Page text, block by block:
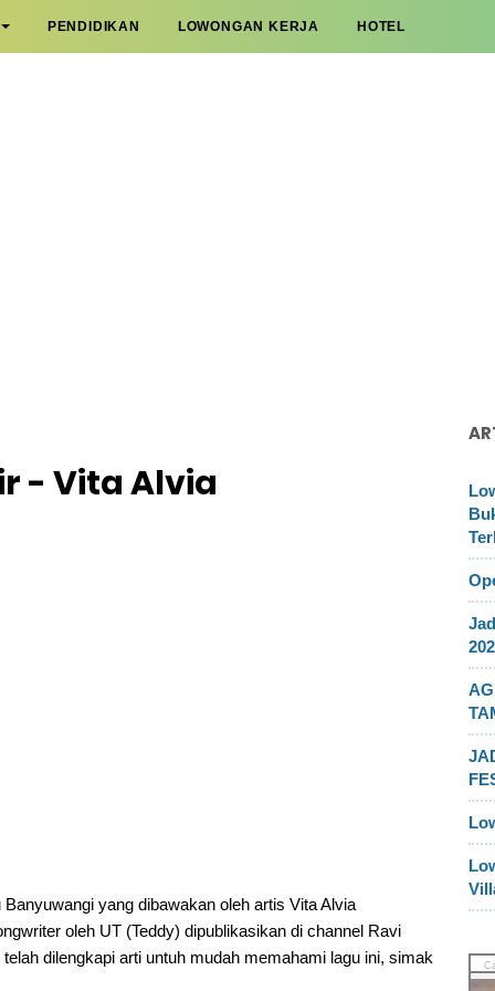
PENDIDIKAN LOWONGAN KERJA HOTEL
- Vita Alvia
yang dibawakan oleh artis Vita Alvia
oleh UT (Teddy) dipublikasikan di channel Ravi
dilengkapi arti untuh mudah memahami lagu ini, simak